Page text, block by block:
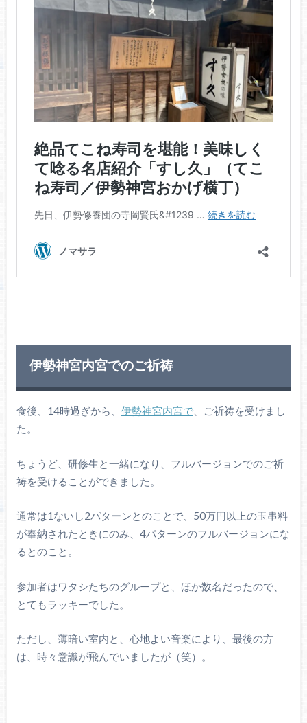
伊勢神宮内宮でのご祈祷
食後、14時過ぎから、 伊勢神宮内宮で、ご祈祷を受けまし
た。
ちょうど、研修生と一緒になり、フルバージョンでのご祈
祷を受けることができました。
通常は1ないし2パターンとのことで、50万円以上の玉串料
が奉納されたときにのみ、4パターンのフルバージョンにな
るとのこと。
参加者はワタシたちのグループと、ほか数名だったので、
とてもラッキーでした。
ただし、薄暗い室内と、心地よい音楽により、最後の方
は、時々意識が飛んでいましたが（笑）。